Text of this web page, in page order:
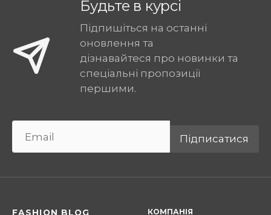
Будьте в курсі
Підпишіться на останні
оновлення та
дізнавайтеся про новинки та
спеціальні пропозиції
першими.
Підписатися
FASHION BLOG КОМПАНІЯ